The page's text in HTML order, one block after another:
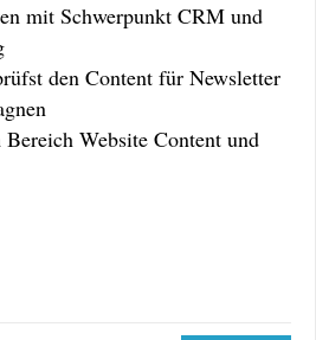
mit Schwerpunkt CRM und
den Content für Newsletter
Website Content und